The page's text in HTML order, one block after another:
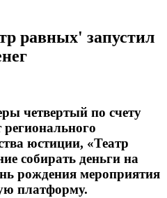
равных' запустил
четвертый по счету
регионального
юстиции, «Театр
собирать деньги на
рождения мероприятия
платформу.